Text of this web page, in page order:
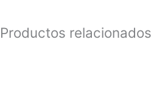
Productos relacionados